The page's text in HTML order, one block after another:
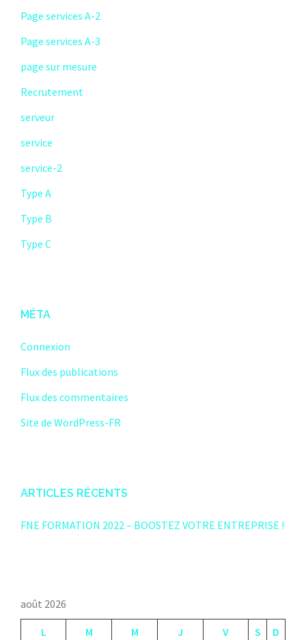
Page services A-2
Page services A-3
page sur mesure
Recrutement
serveur
service
service-2
Type A
Type B
Type C
MÉTA
Connexion
Flux des publications
Flux des commentaires
Site de WordPress-FR
ARTICLES RÉCENTS
FNE FORMATION 2022 – BOOSTEZ VOTRE ENTREPRISE !
août 2026
L M M J V S
D